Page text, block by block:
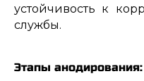
устойчивость к
службы.
Этапы анодирования: